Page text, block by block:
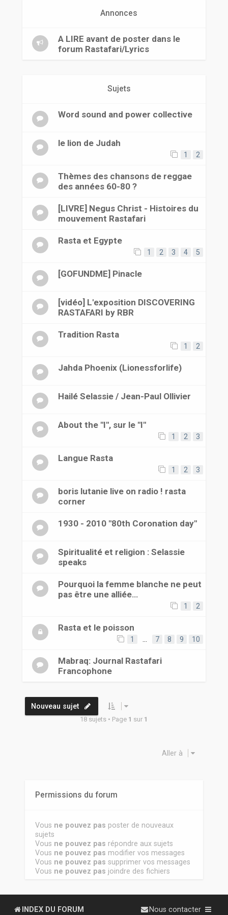
Annonces
A LIRE avant de poster dans le
forum Rastafari/Lyrics
Sujets
Word sound and power collective
le lion de Judah
1 2
Thèmes des chansons de reggae
des années 60-80 ?
[LIVRE] Negus Christ - Histoires du
mouvement Rastafari
Rasta et Egypte
1 2 3 4 5
[GOFUNDME] Pinacle
[vidéo] L'exposition DISCOVERING
RASTAFARI by RBR
Tradition Rasta
1 2
Jahda Phoenix (Lionessforlife)
Hailé Selassie / Jean-Paul Ollivier
About the "I", sur le "I"
1 2 3
Langue Rasta
1 2 3
boris lutanie live on radio ! rasta
corner
1930 - 2010 "80th Coronation day"
Spiritualité et religion : Selassie
speaks
Pourquoi la femme blanche ne peut
pas être une alliée…
1 2
Rasta et le poisson
1 7 8 9 10
Mabraq: Journal Rastafari
Francophone
Nouveau sujet
18 sujets • Page 1 sur 1
Aller à
Permissions du forum
Vous ne pouvez pas poster de nouveaux
sujets
Vous ne pouvez pas répondre aux sujets
Vous ne pouvez pas modifier vos messages
Vous ne pouvez pas supprimer vos messages
Vous ne pouvez pas joindre des fichiers
INDEX DU FORUM Nous contacter